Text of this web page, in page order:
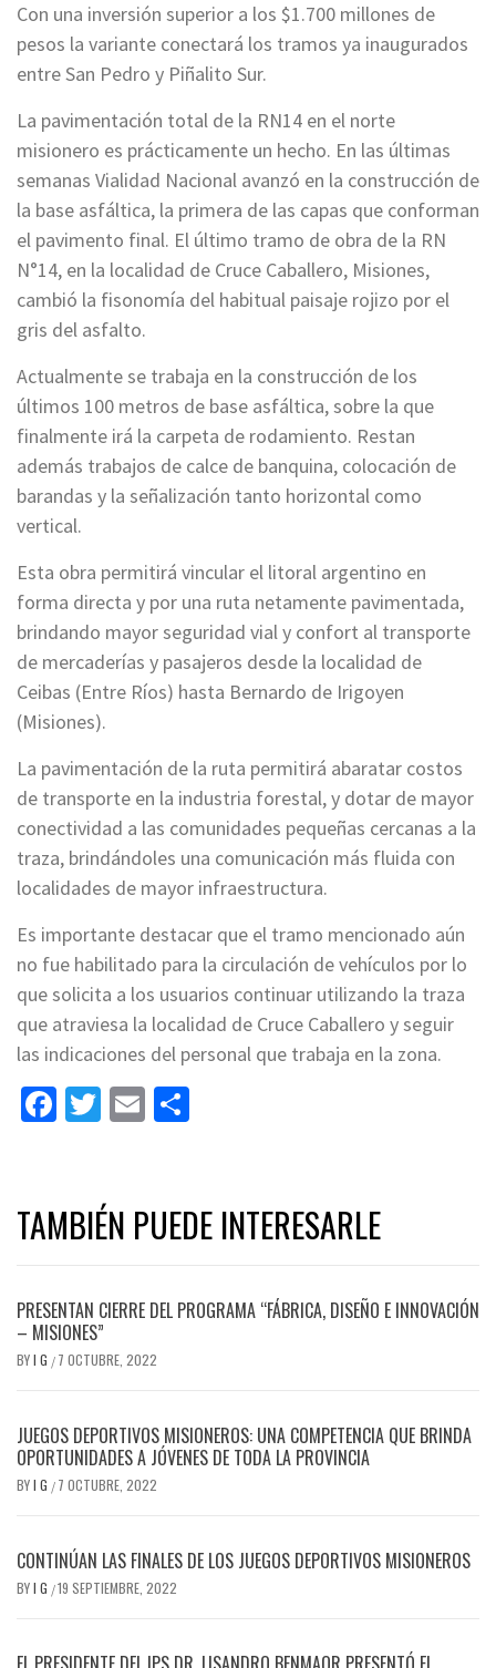
Con una inversión superior a los $1.700 millones de
pesos la variante conectará los tramos ya inaugurados
entre San Pedro y Piñalito Sur.
La pavimentación total de la RN14 en el norte
misionero es prácticamente un hecho. En las últimas
semanas Vialidad Nacional avanzó en la construcción de
la base asfáltica, la primera de las capas que conforman
el pavimento final. El último tramo de obra de la RN
N°14, en la localidad de Cruce Caballero, Misiones,
cambió la fisonomía del habitual paisaje rojizo por el
gris del asfalto.
Actualmente se trabaja en la construcción de los
últimos 100 metros de base asfáltica, sobre la que
finalmente irá la carpeta de rodamiento. Restan
además trabajos de calce de banquina, colocación de
barandas y la señalización tanto horizontal como
vertical.
Esta obra permitirá vincular el litoral argentino en
forma directa y por una ruta netamente pavimentada,
brindando mayor seguridad vial y confort al transporte
de mercaderías y pasajeros desde la localidad de
Ceibas (Entre Ríos) hasta Bernardo de Irigoyen
(Misiones).
La pavimentación de la ruta permitirá abaratar costos
de transporte en la industria forestal, y dotar de mayor
conectividad a las comunidades pequeñas cercanas a la
traza, brindándoles una comunicación más fluida con
localidades de mayor infraestructura.
Es importante destacar que el tramo mencionado aún
no fue habilitado para la circulación de vehículos por lo
que solicita a los usuarios continuar utilizando la traza
que atraviesa la localidad de Cruce Caballero y seguir
las indicaciones del personal que trabaja en la zona.
Facebook
Twitter
Email
TAMBIÉN PUEDE INTERESARLE
PRESENTAN CIERRE DEL PROGRAMA “FÁBRICA, DISEÑO E INNOVACIÓN
– MISIONES”
BYI G / 7 OCTUBRE, 2022
JUEGOS DEPORTIVOS MISIONEROS: UNA COMPETENCIA QUE BRINDA
OPORTUNIDADES A JÓVENES DE TODA LA PROVINCIA
BYI G / 7 OCTUBRE, 2022
CONTINÚAN LAS FINALES DE LOS JUEGOS DEPORTIVOS MISIONEROS
BYI G /19 SEPTIEMBRE, 2022